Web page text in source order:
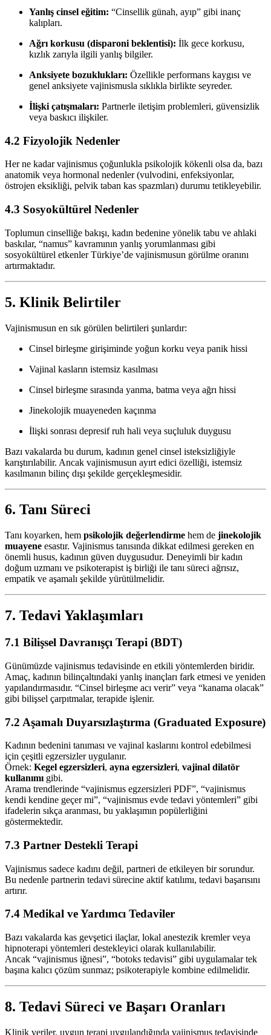
Yanlış cinsel eğitim: “Cinsellik günah, ayıp” gibi inanç
kalıpları.
Ağrı korkusu (disparoni beklentisi): İlk gece korkusu,
kızlık zarıyla ilgili yanlış bilgiler.
Anksiyete bozuklukları: Özellikle performans kaygısı ve
genel anksiyete vajinismusla sıklıkla birlikte seyreder.
İlişki çatışmaları: Partnerle iletişim problemleri, güvensizlik
veya baskıcı ilişkiler.
4.2 Fizyolojik Nedenler
Her ne kadar vajinismus çoğunlukla psikolojik kökenli olsa da, bazı
anatomik veya hormonal nedenler (vulvodini, enfeksiyonlar,
östrojen eksikliği, pelvik taban kas spazmları) durumu tetikleyebilir.
4.3 Sosyokültürel Nedenler
Toplumun cinselliğe bakışı, kadın bedenine yönelik tabu ve ahlaki
baskılar, “namus” kavramının yanlış yorumlanması gibi
sosyokültürel etkenler Türkiye’de vajinismusun görülme oranını
artırmaktadır.
5. Klinik Belirtiler
Vajinismusun en sık görülen belirtileri şunlardır:
Cinsel birleşme girişiminde yoğun korku veya panik hissi
Vajinal kasların istemsiz kasılması
Cinsel birleşme sırasında yanma, batma veya ağrı hissi
Jinekolojik muayeneden kaçınma
İlişki sonrası depresif ruh hali veya suçluluk duygusu
Bazı vakalarda bu durum, kadının genel cinsel isteksizliğiyle
karıştırılabilir. Ancak vajinismusun ayırt edici özelliği, istemsiz
kasılmanın bilinç dışı şekilde gerçekleşmesidir.
6. Tanı Süreci
Tanı koyarken, hem psikolojik değerlendirme hem de jinekolojik
muayene esastır. Vajinismus tanısında dikkat edilmesi gereken en
önemli husus, kadının güven duygusudur. Deneyimli bir kadın
doğum uzmanı ve psikoterapist iş birliği ile tanı süreci ağrısız,
empatik ve aşamalı şekilde yürütülmelidir.
7. Tedavi Yaklaşımları
7.1 Bilişsel Davranışçı Terapi (BDT)
Günümüzde vajinismus tedavisinde en etkili yöntemlerden biridir.
Amaç, kadının bilinçaltındaki yanlış inançları fark etmesi ve yeniden
yapılandırmasıdır. “Cinsel birleşme acı verir” veya “kanama olacak”
gibi bilişsel çarpıtmalar, terapide işlenir.
7.2 Aşamalı Duyarsızlaştırma (Graduated Exposure)
Kadının bedenini tanıması ve vajinal kaslarını kontrol edebilmesi
için çeşitli egzersizler uygulanır.
Örnek: Kegel egzersizleri, ayna egzersizleri, vajinal dilatör
kullanımı gibi.
Arama trendlerinde “vajinismus egzersizleri PDF”, “vajinismus
kendi kendine geçer mi”, “vajinismus evde tedavi yöntemleri” gibi
ifadelerin sıkça aranması, bu yaklaşımın popülerliğini
göstermektedir.
7.3 Partner Destekli Terapi
Vajinismus sadece kadını değil, partneri de etkileyen bir sorundur.
Bu nedenle partnerin tedavi sürecine aktif katılımı, tedavi başarısını
artırır.
7.4 Medikal ve Yardımcı Tedaviler
Bazı vakalarda kas gevşetici ilaçlar, lokal anestezik kremler veya
hipnoterapi yöntemleri destekleyici olarak kullanılabilir.
Ancak “vajinismus iğnesi”, “botoks tedavisi” gibi uygulamalar tek
başına kalıcı çözüm sunmaz; psikoterapiyle kombine edilmelidir.
8. Tedavi Süreci ve Başarı Oranları
Klinik veriler, uygun terapi uygulandığında vajinismus tedavisinde